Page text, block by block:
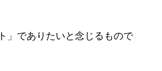
」でありたいと念じるもので